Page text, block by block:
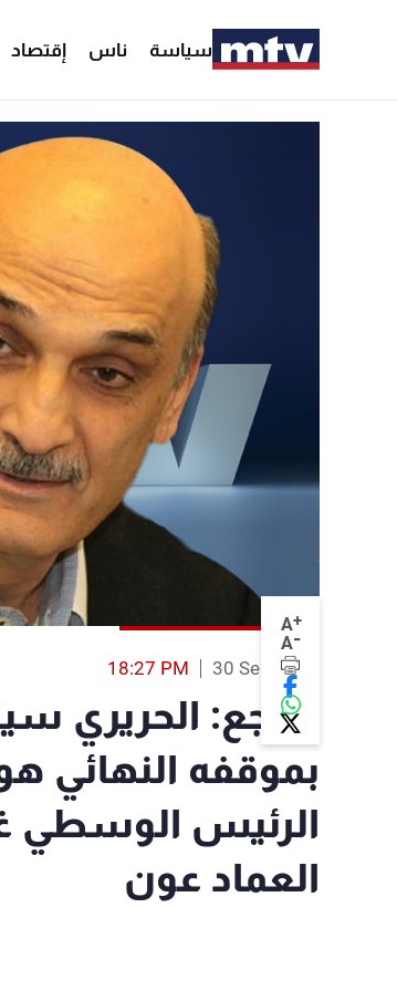
سياسة ناس إقتصاد
A+
A-
30 Sep 2016
18:27 PM
جعجع: الحريري
بموقفه النهائي
الرئيس الوسطي
العماد عون